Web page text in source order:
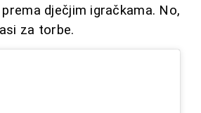
dječjim igračkama. No,
za torbe.